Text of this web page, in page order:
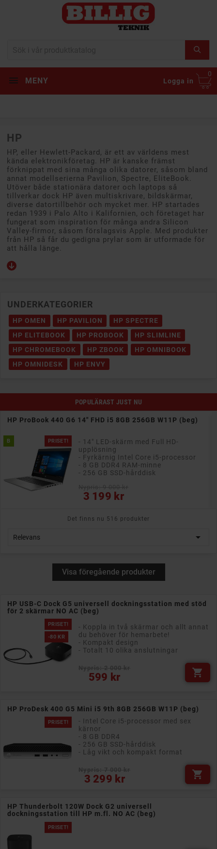
MENY Logga in
0
HP
HP, eller Hewlett-Packard, är ett av världens mest
kända elektronikföretag. HP är kanske främst
förknippat med sina många olika datorer, såsom bland
annat modellserierna Pavilion, Spectre, EliteBook.
Utöver både stationära datorer och laptops så
tillverkar dock HP även multiskrivare, bildskärmar,
diverse datortillbehör och mycket mer. HP startades
redan 1939 i Palo Alto i Kalifornien, och företaget har
fungerat som inspiration för många andra Silicon
Valley-firmor, såsom förslagsvis Apple. Med produkter
från HP så får du gedigna prylar som är utformade för
att hålla länge.
UNDERKATEGORIER
HP OMEN HP PAVILION
HP SPECTRE
HP ELITEBOOK
HP PROBOOK
HP SLIMLINE
HP CHROMEBOOK
HP ZBOOK
HP OMNIBOOK
HP OMNIDESK
HP ENVY
POPULÄRAST JUST NU
HP ProBook 440 G6 14" FHD i5 8GB 256GB W11P (beg)
PRISET!
B
- 14" LED-skärm med Full HD-
upplösning
- Fyrkärnig Intel Core i5-processor
- 8 GB DDR4 RAM-minne
- 256 GB SSD-hårddisk
3 199 kr
Pris
Det finns nu 516 produkter
Relevans 
Visa föregående produkter
HP USB-C Dock G5 universell dockningsstation med stöd
för 2 skärmar NO AC (beg)
PRISET!
-80 KR
- Koppla in två skärmar och allt annat
du behöver för hemarbete!
- Kompakt design
- Totalt 10 olika anslutningar
599 kr
Vanligt pris
Pris 
HP ProDesk 400 G5 Mini i5 9th 8GB 256GB W11P (beg)
PRISET!
- Intel Core i5-processor med sex
kärnor
- 8 GB DDR4
- 256 GB SSD-hårddisk
- Låg vikt och kompakt format
3 299 kr
Pris 
HP Thunderbolt 120W Dock G2 universell
dockningsstation till HP m.fl. NO AC (beg)
PRISET!